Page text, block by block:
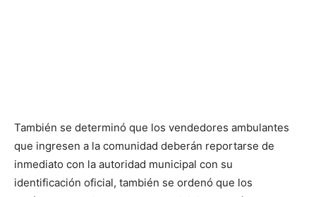
También se determinó que los vendedores ambulantes
que ingresen a la comunidad deberán reportarse de
inmediato con la autoridad municipal con su
identificación oficial, también se ordenó que los